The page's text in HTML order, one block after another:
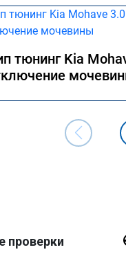
тюнинг Kia
проверки